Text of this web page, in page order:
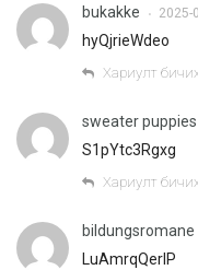
bukakke • 2025-
hyQjrieWdeo
Хариулт
sweater puppies
S1pYtc3Rgxg
Хариулт
bildungsromane
LuAmrqQerlP